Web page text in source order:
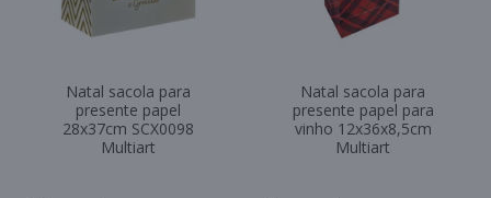
Natal sacola para
presente papel
28x37cm SCX0098
Multiart
Natal sacola para
presente papel para
vinho 12x36x8,5cm
Multiart